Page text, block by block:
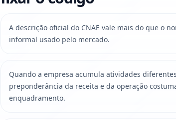
A descrição oficial do CNAE vale mais do que o
informal usado pelo mercado.
Quando a empresa acumula atividades
preponderância da receita e da operação
enquadramento.